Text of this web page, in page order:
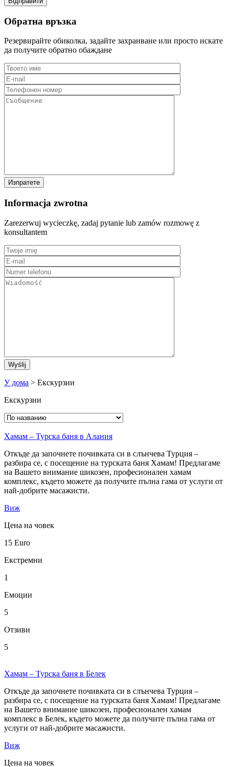
Обратна връзка
Резервирайте обиколка, задайте захранване или просто искате
да получите обратно обаждане
Informacja zwrotna
Zarezerwuj wycieczkę, zadaj pytanie lub zamów rozmowę z
konsultantem
У дома > Екскурзии
Екскурзии
Хамам – Турска баня в Алания
Откъде да започнете почивката си в слънчева Турция –
разбира се, с посещение на турската баня Хамам! Предлагаме
на Вашето внимание шикозен, професионален хамам
комплекс, където можете да получите пълна гама от услуги от
най-добрите масажисти.
Виж
Цена на човек
15 Euro
Екстремни
1
Емоции
5
Отзиви
5
Хамам – Турска баня в Белек
Откъде да започнете почивката си в слънчева Турция –
разбира се, с посещение на турската баня Хамам! Предлагаме
на Вашето внимание шикозен, професионален хамам
комплекс в Белек, където можете да получите пълна гама от
услуги от най-добрите масажисти.
Виж
Цена на човек